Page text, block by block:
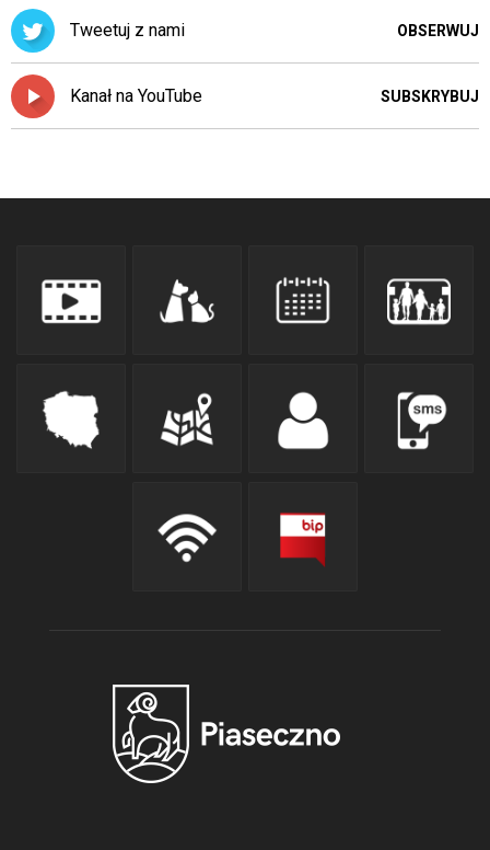
Tweetuj z nami OBSERWUJ
Kanał na YouTube SUBSKRYBUJ